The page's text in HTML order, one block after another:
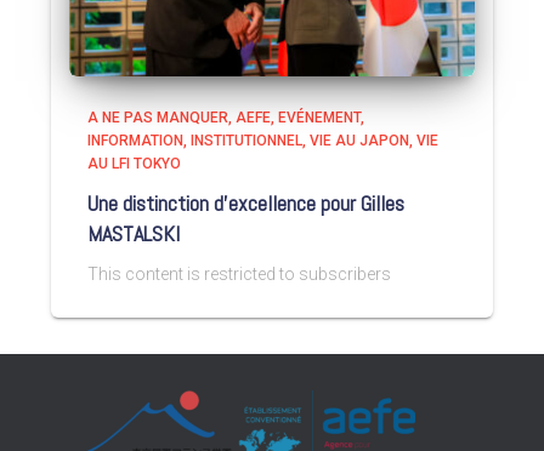
A NE PAS MANQUER AEFE EVÉNEMENT
INFORMATION
INSTITUTIONNEL VIE AU JAPON VIE
AU LFI TOKYO
Une distinction d’excellence pour Gilles
MASTALSKI
This content is restricted to subscribers